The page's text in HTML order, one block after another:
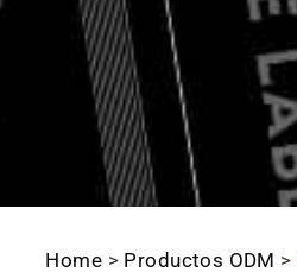
Home > Productos ODM >